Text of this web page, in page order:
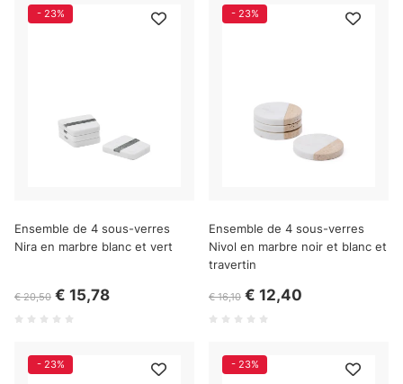
- 23%
Ensemble de 4 sous-verres
Nira en marbre blanc et vert
€ 20,50 € 15,78
- 23%
Ensemble de 4 sous-verres
Nivol en marbre noir et blanc et
travertin
€ 16,10 € 12,40
- 23% - 23%